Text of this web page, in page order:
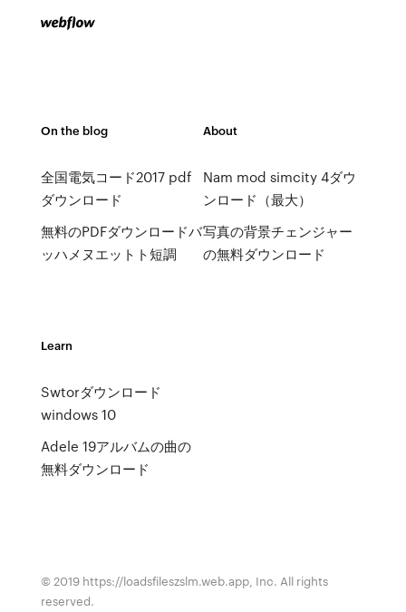
On the blog
全国電気コード2017 pdf
ダウンロード
無料のPDFダウンロードバ
ッハメヌエットト短調
About
Nam mod simcity 4ダウ
ンロード（最大）
写真の背景チェンジャー
の無料ダウンロード
Learn
Swtorダウンロード
windows 10
Adele 19アルバムの曲の
無料ダウンロード
© 2019 https://loadsfileszslm.web.app, Inc. All rights
reserved.